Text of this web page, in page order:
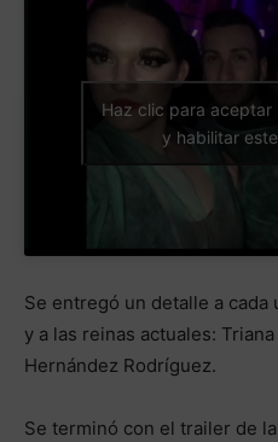
Haz clic para
y habilitar
Se entregó un detalle a cada
y a las reinas actuales:
Hernández Rodríguez.
Se terminó con el trailer de